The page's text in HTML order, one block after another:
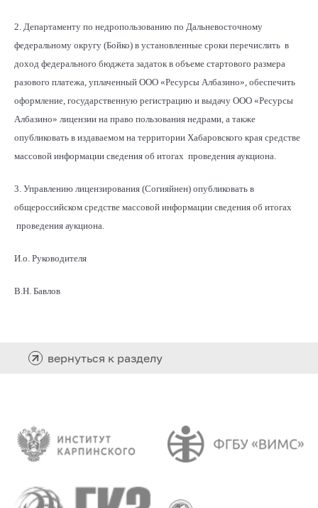
2. Департаменту по недропользованию по Дальневосточному
федеральному округу (Бойко) в установленные сроки перечислить в
доход федерального бюджета задаток в объеме стартового размера
разового платежа, уплаченный ООО «Ресурсы Албазино», обеспечить
оформление, государственную регистрацию и выдачу ООО «Ресурсы
Албазино» лицензии на право пользования недрами, а также
опубликовать в издаваемом на территории Хабаровского края средстве
массовой информации сведения об итогах проведения аукциона.
3. Управлению лицензирования (Согияйнен) опубликовать в
общероссийском средстве массовой информации сведения об итогах
проведения аукциона.
И.о. Руководителя
В.Н. Бавлов
вернуться к разделу